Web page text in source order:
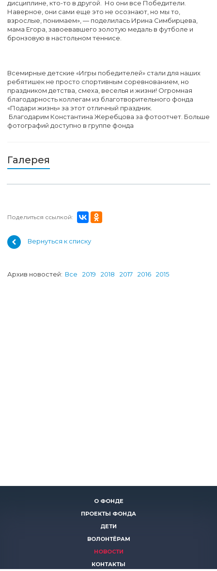
дисциплине, кто-то в другой. Но они все Победители.
Наверное, они сами еще это не осознают, но мы то,
взрослые, понимаем», — поделилась Ирина Симбирцева,
мама Егора, завоевавшего золотую медаль в футболе и
бронзовую в настольном теннисе.
Всемирные детские «Игры победителей» стали для наших
ребятишек не просто спортивным соревнованием, но
праздником детства, смеха, веселья и жизни! Огромная
благодарность коллегам из благотворительного фонда
«Подари жизнь» за этот отличный праздник.
Благодарим Константина Жеребцова за фотоотчет. Больше
фотографий доступно в группе фонда
Галерея
Поделиться ссылкой:
Вернуться к списку
Архив новостей: Все 2019 2018 2017 2016 2015
О ФОНДЕ
ПРОЕКТЫ ФОНДА
ДЕТИ
ВОЛОНТЁРАМ
НОВОСТИ
КОНТАКТЫ